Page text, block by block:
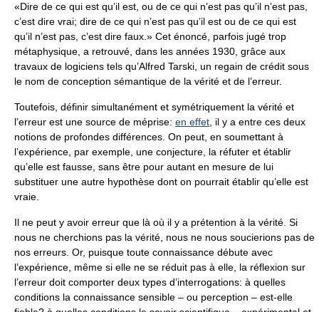
«Dire de ce qui est qu’il est, ou de ce qui n’est pas qu’il n’est pas,
c’est dire vrai; dire de ce qui n’est pas qu’il est ou de ce qui est
qu’il n’est pas, c’est dire faux.» Cet énoncé, parfois jugé trop
métaphysique, a retrouvé, dans les années 1930, grâce aux
travaux de logiciens tels qu’Alfred Tarski, un regain de crédit sous
le nom de conception sémantique de la vérité et de l’erreur.
Toutefois, définir simultanément et symétriquement la vérité et
l’erreur est une source de méprise: en effet , il y a entre ces deux
notions de profondes différences. On peut, en soumettant à
l’expérience, par exemple, une conjecture, la réfuter et établir
qu’elle est fausse, sans être pour autant en mesure de lui
substituer une autre hypothèse dont on pourrait établir qu’elle est
vraie.
Il ne peut y avoir erreur que là où il y a prétention à la vérité. Si
nous ne cherchions pas la vérité, nous ne nous soucierions pas de
nos erreurs. Or, puisque toute connaissance débute avec
l’expérience, même si elle ne se réduit pas à elle, la réflexion sur
l’erreur doit comporter deux types d’interrogations: à quelles
conditions la connaissance sensible – ou perception – est-elle